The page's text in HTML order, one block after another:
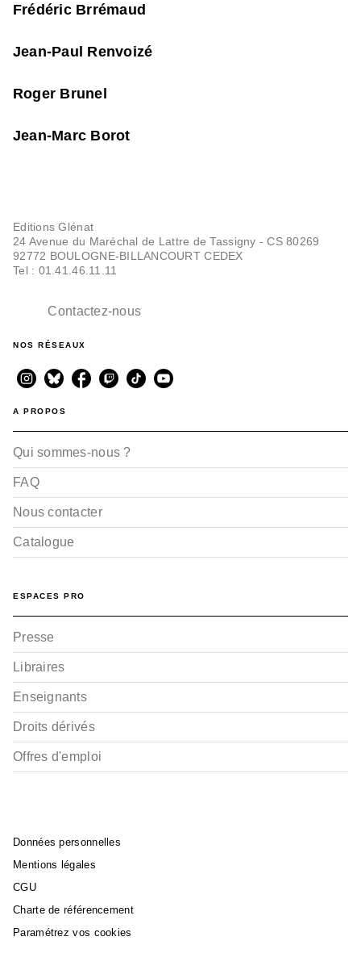
Frédéric Brrémaud
Jean-Paul Renvoizé
Roger Brunel
Jean-Marc Borot
Editions Glénat
24 Avenue du Maréchal de Lattre de Tassigny - CS 80269
92772 BOULOGNE-BILLANCOURT CEDEX
Tel : 01.41.46.11.11
Contactez-nous
NOS RÉSEAUX
A PROPOS
Qui sommes-nous ?
FAQ
Nous contacter
Catalogue
ESPACES PRO
Presse
Libraires
Enseignants
Droits dérivés
Offres d'emploi
Données personnelles
Mentions légales
CGU
Charte de référencement
Paramétrez vos cookies